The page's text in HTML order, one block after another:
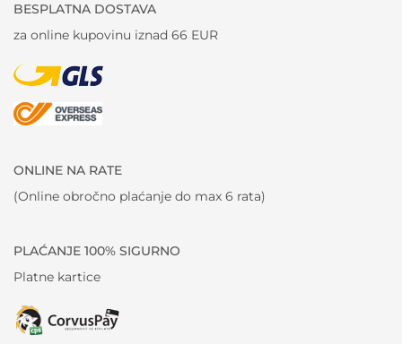
BESPLATNA DOSTAVA
za online kupovinu iznad 66 EUR
ONLINE NA RATE
(Online obročno plaćanje do max 6 rata)
PLAĆANJE 100% SIGURNO
Platne kartice